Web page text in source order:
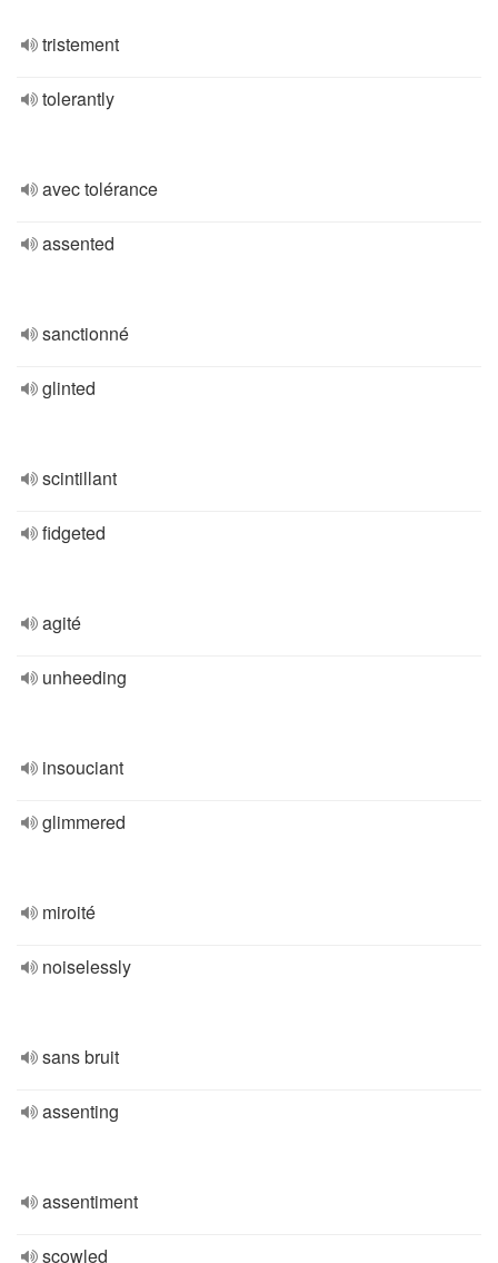
tristement
tolerantly
avec tolérance
assented
sanctionné
glinted
scintillant
fidgeted
agité
unheeding
insouciant
glimmered
miroité
noiselessly
sans bruit
assenting
assentiment
scowled